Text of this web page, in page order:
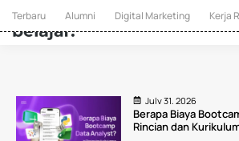
Terbaru Alumni Digital Marketing Kerja
July 31, 2026
Berapa Biaya
Rincian dan